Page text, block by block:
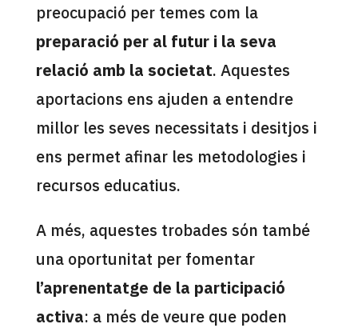
preocupació per temes com la
preparació per al futur i la seva
relació amb la societat. Aquestes
aportacions ens ajuden a entendre
millor les seves necessitats i desitjos i
ens permet afinar les metodologies i
recursos educatius.
A més, aquestes trobades són també
una oportunitat per fomentar
l’aprenentatge de la participació
activa: a més de veure que poden